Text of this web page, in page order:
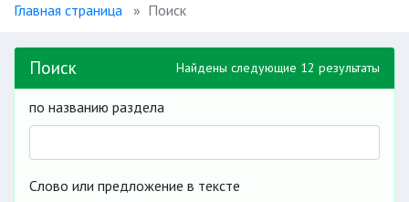
Главная страница Поиск
Поиск Найдены следующие 12 результаты
по названию раздела
Слово или предложение в тексте